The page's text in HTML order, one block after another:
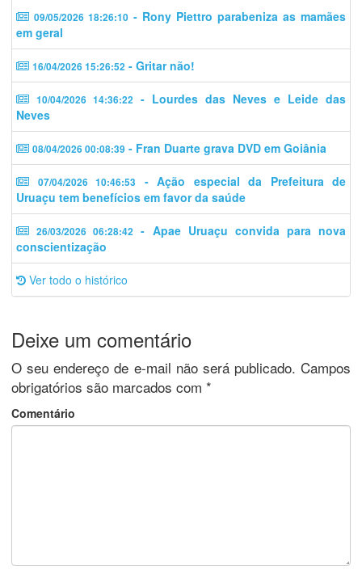
09/05/2026 18:26:10 - Rony Piettro parabeniza as mamães
em geral
16/04/2026 15:26:52 - Gritar não!
10/04/2026 14:36:22 - Lourdes das Neves e Leide das
Neves
08/04/2026 00:08:39 - Fran Duarte grava DVD em Goiânia
07/04/2026 10:46:53
- Ação especial da Prefeitura de
Uruaçu tem benefícios em favor da saúde
26/03/2026 06:28:42 - Apae Uruaçu convida para nova
conscientização
Ver todo o histórico
Deixe um comentário
O seu endereço de e-mail não será publicado. Campos
obrigatórios são marcados com *
Comentário